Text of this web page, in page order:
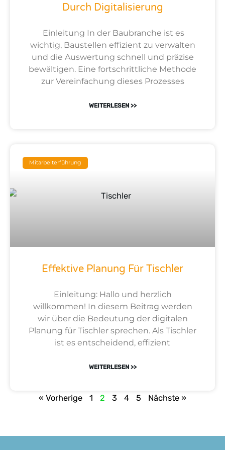
Durch Digitalisierung
Einleitung In der Baubranche ist es
wichtig, Baustellen effizient zu verwalten
und die Auswertung schnell und präzise
bewältigen. Eine fortschrittliche Methode
zur Vereinfachung dieses Prozesses
WEITERLESEN >>
Mitarbeiterführung
Effektive Planung Für Tischler
Einleitung: Hallo und herzlich
willkommen! In diesem Beitrag werden
wir über die Bedeutung der digitalen
Planung für Tischler sprechen. Als Tischler
ist es entscheidend, effizient
WEITERLESEN >>
« Vorherige 1 2 3 4 5 Nächste »